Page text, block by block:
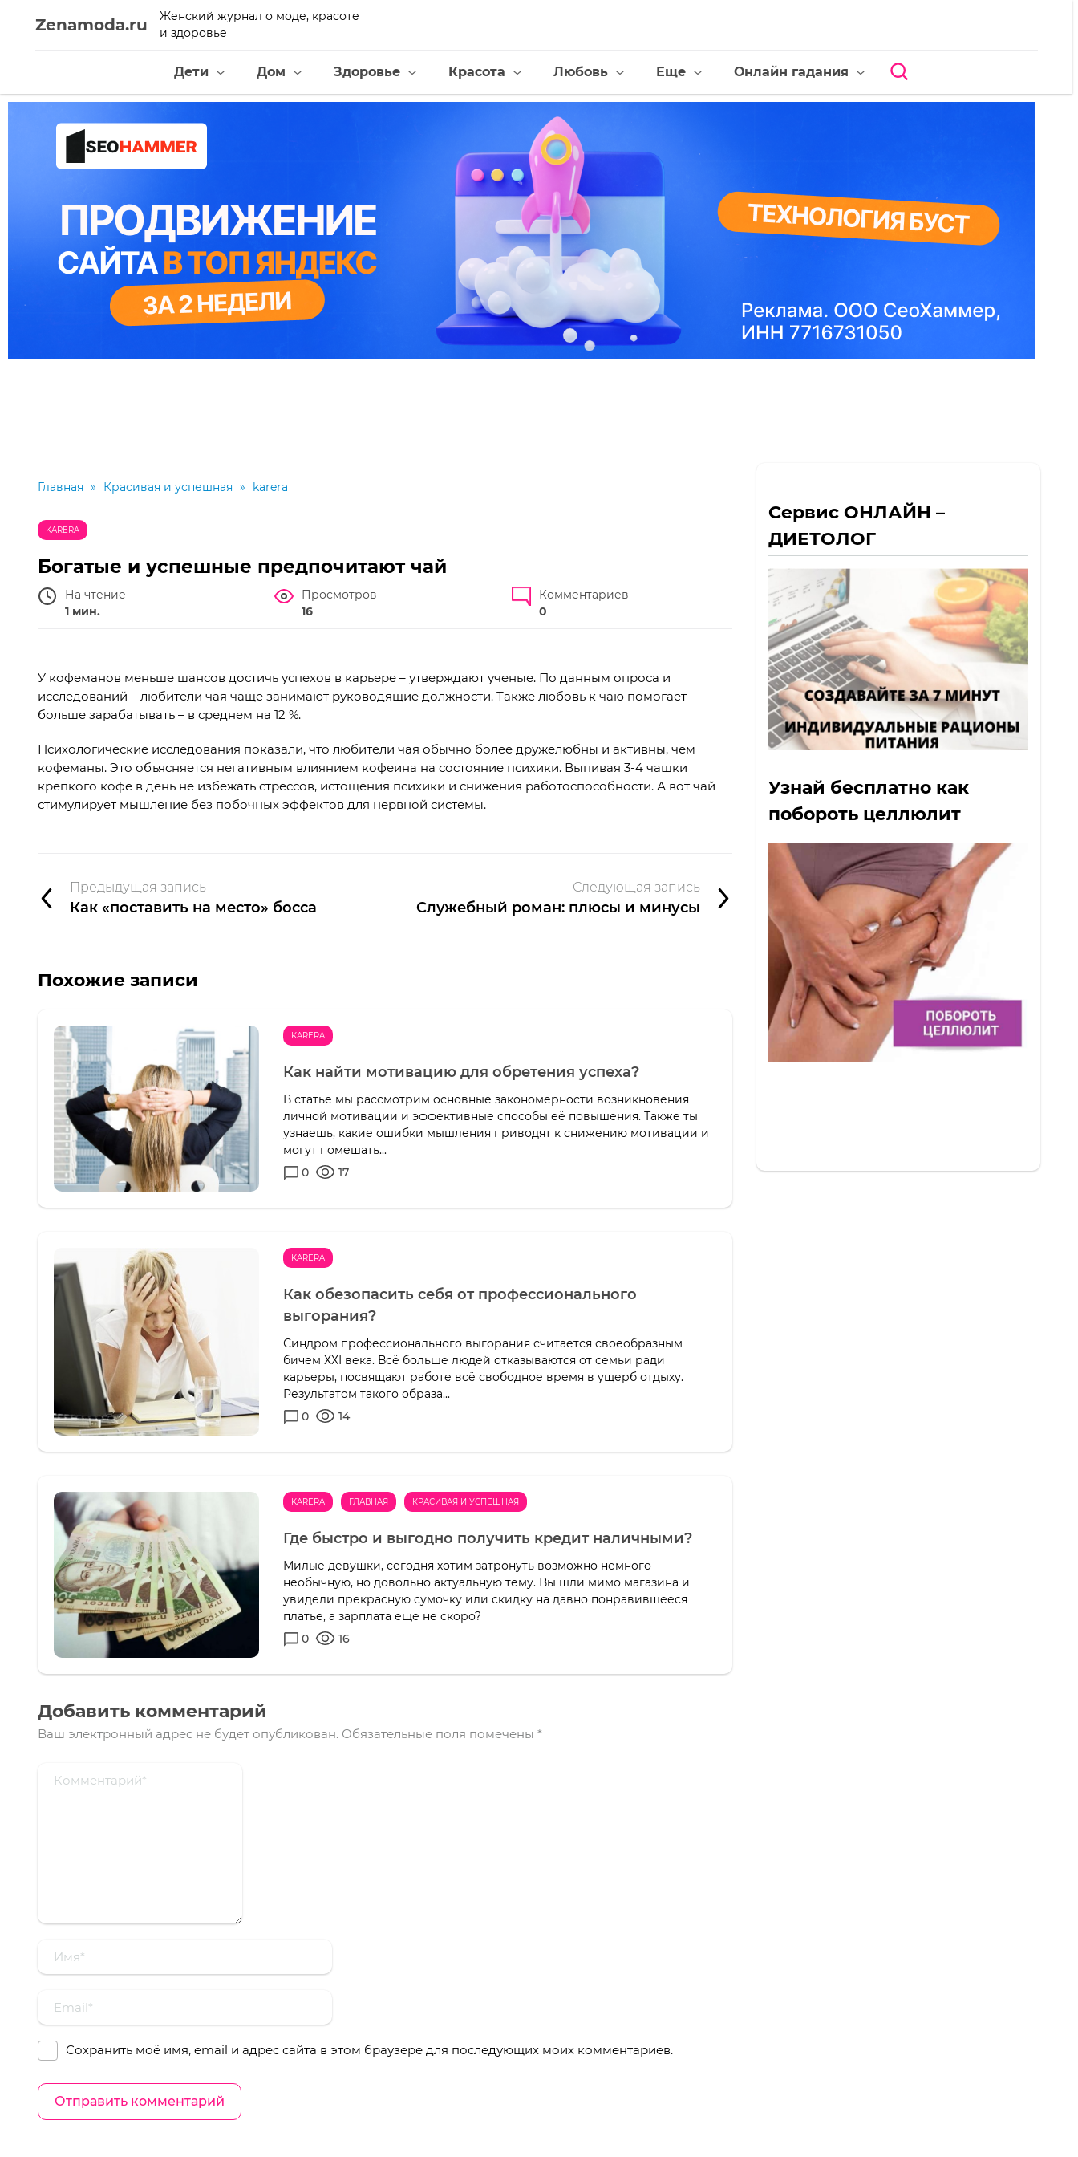
Zenamoda.ru
Женский журнал о моде, красоте
и здоровье
Дети Дом Здоровье Красота Любовь Еще Онлайн гадания
Главная » Красивая и успешная » karera
KARERA
Богатые и успешные предпочитают чай
На чтение
1 мин.
Просмотров
16
Комментариев
0
У кофеманов меньше шансов достичь успехов в карьере – утверждают ученые. По данным опроса и
исследований – любители чая чаще занимают руководящие должности. Также любовь к чаю помогает
больше зарабатывать – в среднем на 12 %.
Психологические исследования показали, что любители чая обычно более дружелюбны и активны, чем
кофеманы. Это объясняется негативным влиянием кофеина на состояние психики. Выпивая 3-4 чашки
крепкого кофе в день не избежать стрессов, истощения психики и снижения работоспособности. А вот чай
стимулирует мышление без побочных эффектов для нервной системы.
Предыдущая запись
Как «поставить на место» босса
Следующая запись
Служебный роман: плюсы и минусы
Похожие записи
KARERA
Как найти мотивацию для обретения успеха?
В статье мы рассмотрим основные закономерности возникновения
личной мотивации и эффективные способы её повышения. Также ты
узнаешь, какие ошибки мышления приводят к снижению мотивации и
могут помешать...
0
17
KARERA
Как обезопасить себя от профессионального
выгорания?
Синдром профессионального выгорания считается своеобразным
бичем ХХІ века. Всё больше людей отказываются от семьи ради
карьеры, посвящают работе всё свободное время в ущерб отдыху.
Результатом такого образа...
0
14
KARERA ГЛАВНАЯ КРАСИВАЯ И УСПЕШНАЯ
Где быстро и выгодно получить кредит наличными?
Милые девушки, сегодня хотим затронуть возможно немного
необычную, но довольно актуальную тему. Вы шли мимо магазина и
увидели прекрасную сумочку или скидку на давно понравившееся
платье, а зарплата еще не скоро?
0
16
Добавить комментарий
Ваш электронный адрес не будет опубликован. Обязательные поля помечены *
Сохранить моё имя, email и адрес сайта в этом браузере для последующих моих комментариев.
Сервис ОНЛАЙН –
ДИЕТОЛОГ
Узнай бесплатно как
побороть целлюлит